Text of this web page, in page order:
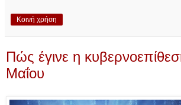
Κοινή χρήση
Πώς έγινε η
Μαΐου